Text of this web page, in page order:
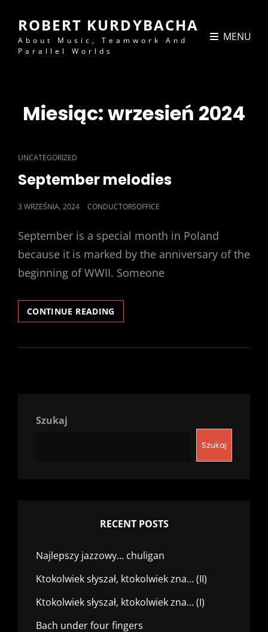
ROBERT KURDYBACHA
About Music, Teamwork And
Parallel Worlds
MENU
Miesiąc:wrzesień 2024
CAT
LINKS
UNCATEGORIZED
September melodies
POSTED
3 WRZEŚNIA, 2024 CONDUCTORSOFFICE
September is a special month in Poland
because it is marked by the anniversary of the
beginning of WWII. Someone
CONTINUE READING
MELODIES
Szukaj
Szukaj
RECENT POSTS
Najlepszy jazzowy… chuligan
Ktokolwiek słyszał, ktokolwiek zna… (II)
Ktokolwiek słyszał, ktokolwiek zna… (I)
Bach under four fingers